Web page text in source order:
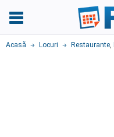
Acasă Locuri Restaurante,